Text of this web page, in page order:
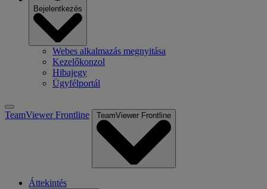
Bejelentkezés
Webes alkalmazás megnyitása
Kezelőkonzol
Hibajegy
Ügyfélportál
TeamViewer Frontline TeamViewer Frontline
Áttekintés